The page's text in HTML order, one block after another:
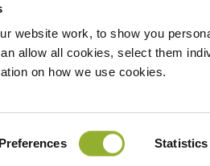
website work, to show you
allow all cookies, select them
on how we use cookies.
Preferences Statistics
autobus e
nostre soluzioni
e le città
bisogno, mentre
sulla privacy